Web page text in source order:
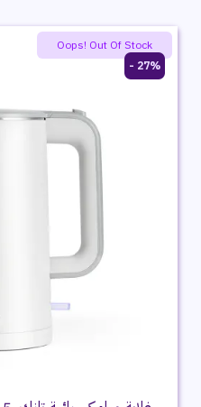
1,299
27% -
Oops! Out Of Stock